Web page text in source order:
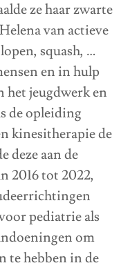
ze haar zwarte
van actieve
squash, …
en in hulp
het jeugdwerk en
de opleiding
kinesitherapie de
deze aan de
2016 tot 2022,
pediatrie als
om
te hebben in de